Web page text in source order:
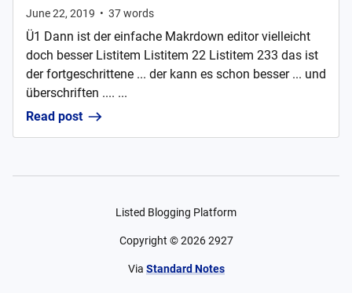
June 22, 2019 • 37words
Ü1 Dann ist der einfache Makrdown editor vielleicht
doch besser Listitem Listitem 22 Listitem 233 das ist
der fortgeschrittene ... der kann es schon besser ... und
überschriften .... ...
Read post
Listed Blogging Platform
Copyright ©2026 2927
Via Standard Notes